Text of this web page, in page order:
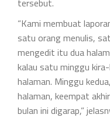
tersebut.
“Kami membuat
satu orang menulis,
mengedit itu dua
kalau satu minggu
halaman. Minggu
halaman, keempat
bulan ini digarap,”